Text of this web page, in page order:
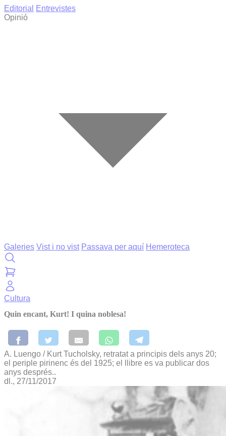
Editorial
Entrevistes
Opinió
Galeries Vist i no vist Passava per aquí Hemeroteca
Cultura
Quin encant, Kurt! I quina noblesa!
A. Luengo / Kurt Tucholsky, retratat a principis dels anys 20;
el periple pirinenc és del 1925; el llibre es va publicar dos
anys després..
dl., 27/11/2017